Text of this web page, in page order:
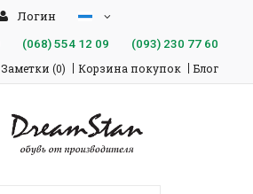
Логин
(068)554 12 09 (093)230 77 60
Заметки (0) Корзина покупок Блог